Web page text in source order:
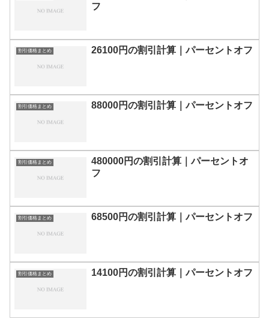
フ
割引価格まとめ 26100円の割引計算｜パーセントオフ
割引価格まとめ 88000円の割引計算｜パーセントオフ
割引価格まとめ
480000円の割引計算｜パーセントオ
フ
割引価格まとめ 68500円の割引計算｜パーセントオフ
割引価格まとめ 14100円の割引計算｜パーセントオフ